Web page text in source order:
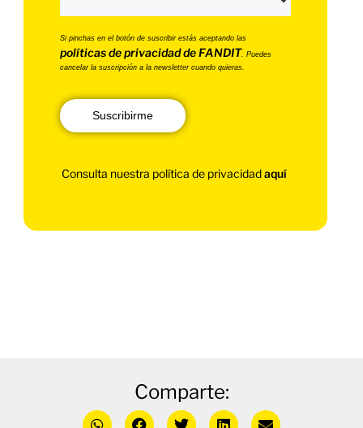
Si pinchas en el botón de suscribir estás aceptando las
políticas de privacidad de FANDIT . Puedes
cancelar la suscripción a la newsletter cuando quieras.
Suscribirme
Consulta nuestra política de privacidadaquí
Comparte: